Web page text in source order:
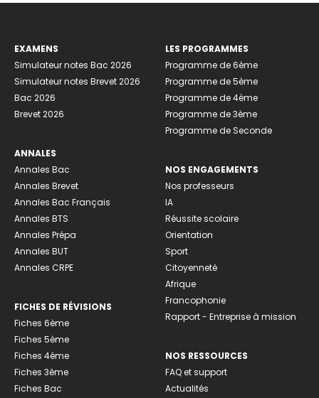
EXAMENS
Simulateur notes Bac 2026
Simulateur notes Brevet 2026
Bac 2026
Brevet 2026
ANNALES
Annales Bac
Annales Brevet
Annales Bac Français
Annales BTS
Annales Prépa
Annales BUT
Annales CRPE
FICHES DE RÉVISIONS
Fiches 6ème
Fiches 5ème
Fiches 4ème
Fiches 3ème
Fiches Bac
LES PROGRAMMES
Programme de 6ème
Programme de 5ème
Programme de 4ème
Programme de 3ème
Programme de Seconde
NOS ENGAGEMENTS
Nos professeurs
IA
Réussite scolaire
Orientation
Sport
Citoyenneté
Afrique
Francophonie
Rapport - Entreprise à mission
NOS RESSOURCES
FAQ et support
Actualités